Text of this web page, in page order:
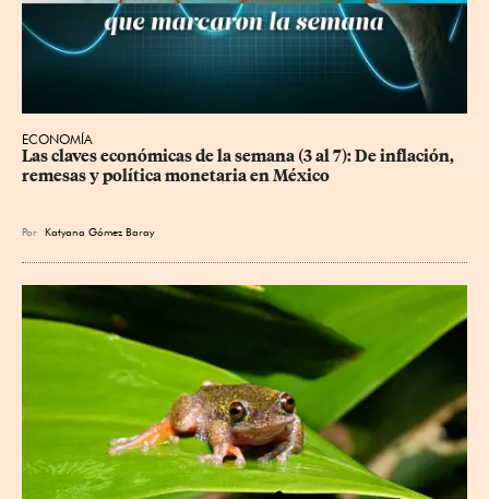
ECONOMÍA
Las claves económicas de la semana (3 al 7): De inflación,
remesas y política monetaria en México
Por Katyana Gómez Baray